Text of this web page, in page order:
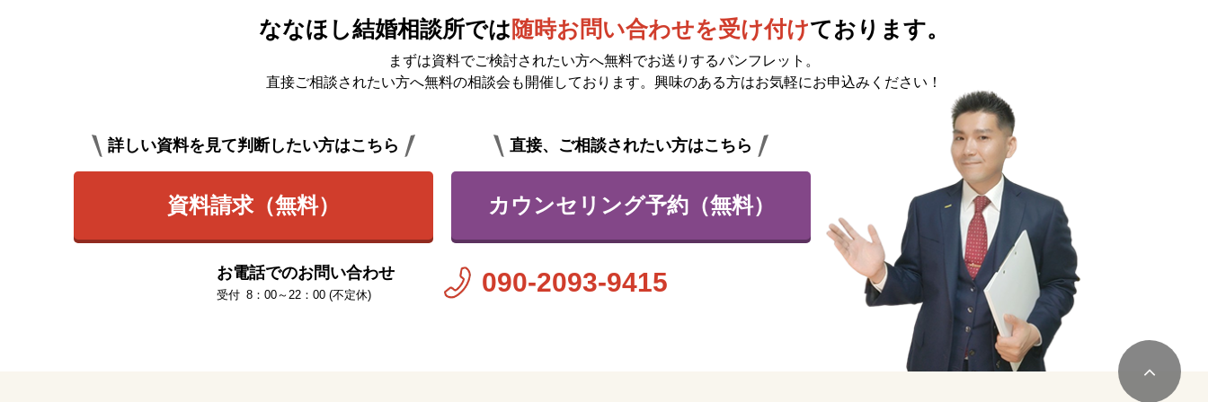
ななほし結婚相談所では 随時お問い合わせを受け付けております。
まずは資料でご検討されたい方へ無料でお送りするパンフレット。
直接ご相談されたい方へ無料の相談会も開催しております。興味のある方はお気軽にお申込みください！
詳しい資料を見て判断したい方はこちら
資料請求（無料）
直接、ご相談されたい方はこちら
カウンセリング予約（無料）
お電話でのお問い合わせ
8：00～22：00 (不定休) 090-2093-9415